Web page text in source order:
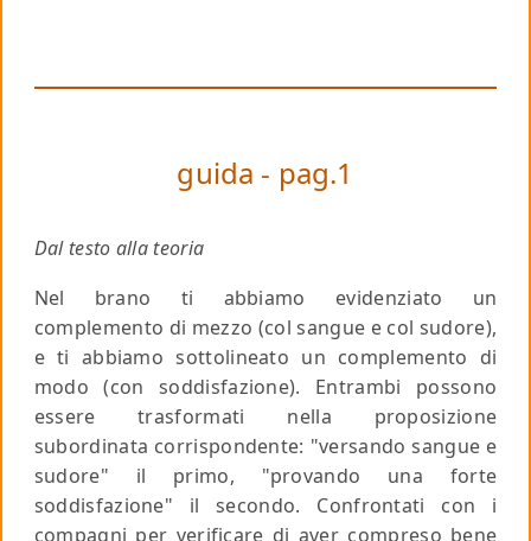
guida - pag.1
Dal testo alla teoria
Nel brano ti abbiamo evidenziato un
complemento di mezzo (col sangue e col sudore),
e ti abbiamo sottolineato un complemento di
modo (con soddisfazione). Entrambi possono
essere trasformati nella proposizione
subordinata corrispondente: "versando sangue e
sudore" il primo, "provando una forte
soddisfazione" il secondo. Confrontati con i
compagni per verificare di aver compreso bene